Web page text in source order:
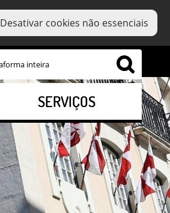
Desativar cookies não essenciais
SERVIÇOS